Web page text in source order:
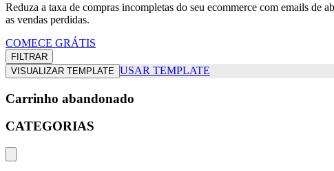
Reduza a taxa de compras incompletas do seu ecommerce com emails de
as vendas perdidas.
COMECE GRÁTIS
FILTRAR
VISUALIZAR TEMPLATE USAR TEMPLATE
Carrinho abandonado
CATEGORIAS